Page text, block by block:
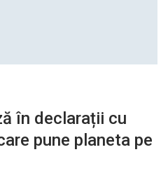
în declarații cu
pune planeta pe